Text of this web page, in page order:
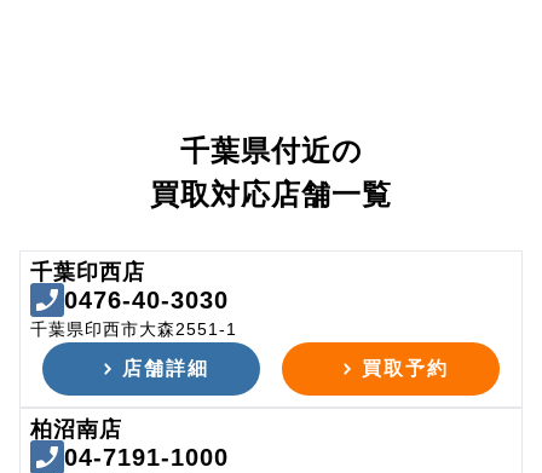
千葉県付近の
買取対応店舗一覧
千葉印西店
0476-40-3030
千葉県印西市大森2551-1
店舗詳細 買取予約
柏沼南店
04-7191-1000